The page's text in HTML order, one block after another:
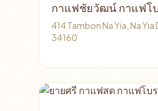
กาแฟชัยวัฒน์ กาแฟโ
414 Tambon Na Yia, Na
34160